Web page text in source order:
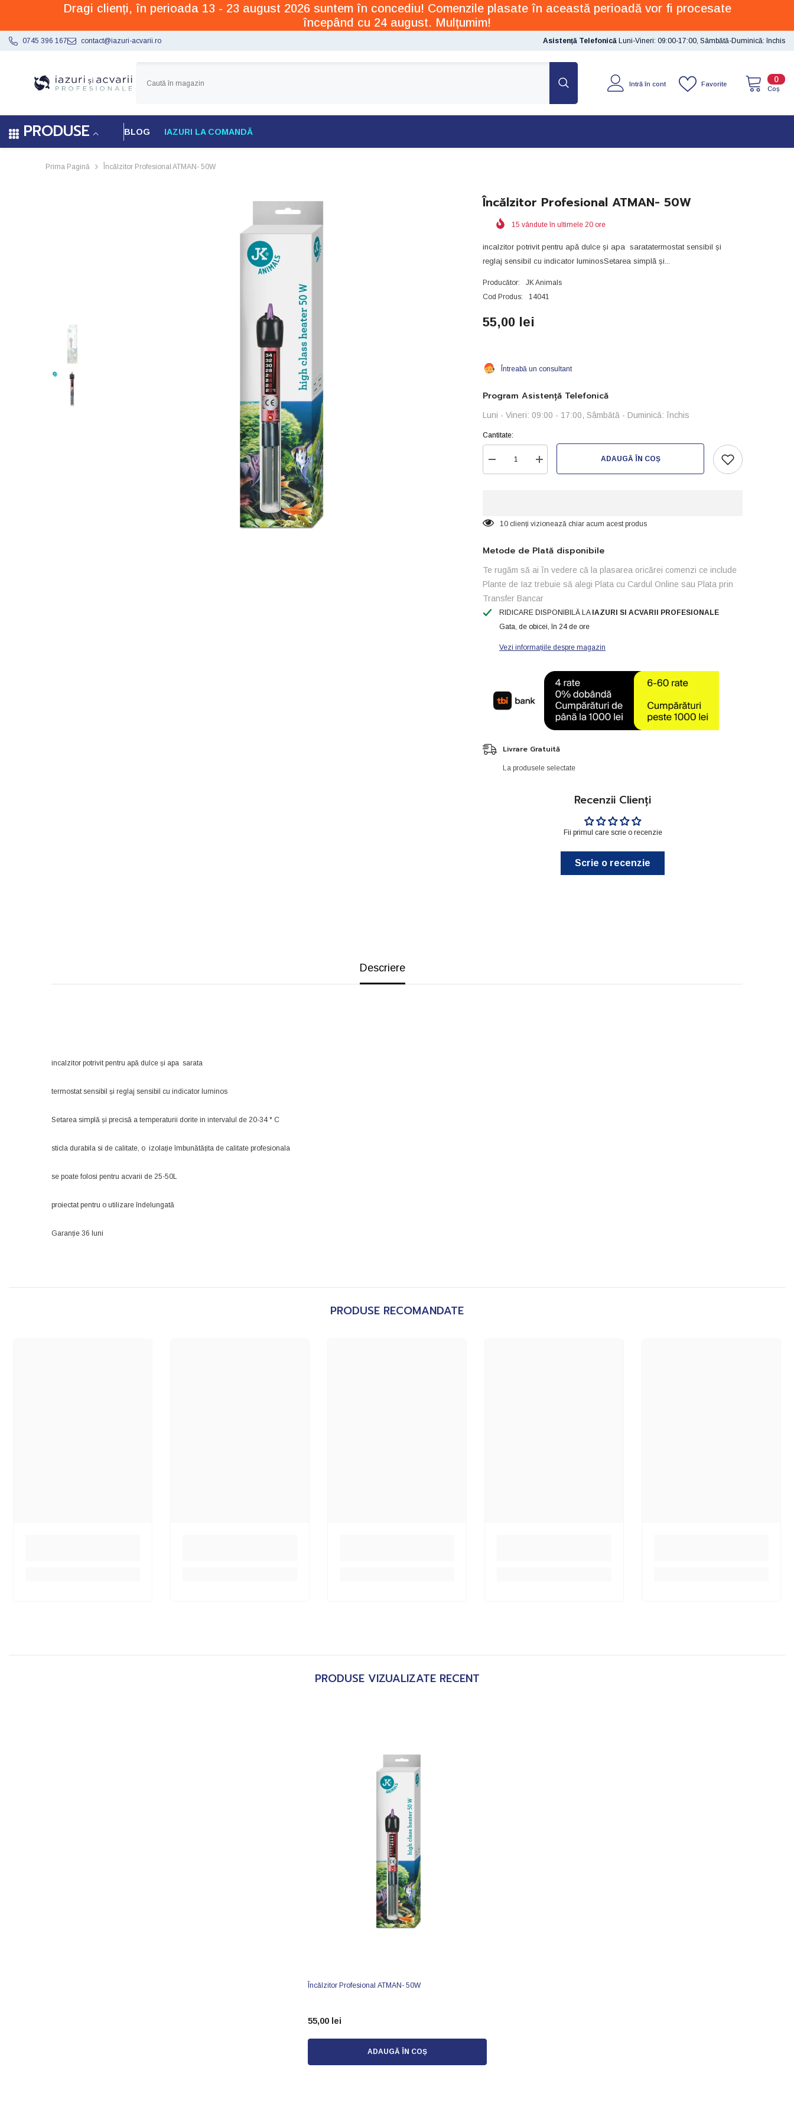
SARI LA CONȚINUTDragi clienți, în perioada 13 - 23 august 2026 suntem în concediu! Comenzile plasate în această perioadă vor fi procesate
începând cu 24 august. Mulțumim!
0745 396 167 contact@iazuri-acvarii.ro Asistență Telefonică Luni-Vineri: 09:00-17:00, Sâmbătă-Duminică: închis
00
Coș
Favorite
Intră în cont
PRODUSE BLOG IAZURI LA COMANDĂ
Prima Pagină Încălzitor Profesional ATMAN- 50W
Încălzitor Profesional ATMAN- 50W
15 vândute în ultimele20 ore
incalzitor potrivit pentru apă dulce și apa saratatermostat sensibil și
reglaj sensibil cu indicator luminosSetarea simplă și...
Producător:
JK Animals
Cod Produs:
14041
55,00 lei
Întreabă un consultant
Program Asistență Telefonică
Luni - Vineri: 09:00 - 17:00, Sâmbătă - Duminică: închis
Cantitate:
Reduceți
cantitatea
Creșteți
cantitatea
ADAUGĂ ÎN COȘ
10 clienți vizionează chiar acum acest produs
Metode de Plată disponibile
Te rugăm să ai în vedere că la plasarea oricărei comenzi ce include
Plante de Iaz trebuie să alegi Plata cu Cardul Online sau Plata prin
Transfer Bancar
RIDICARE DISPONIBILĂ LA IAZURI SI ACVARII PROFESIONALE
Gata, de obicei, în 24 de ore
Vezi informațiile despre magazin
Livrare Gratuită
La produsele selectate
Recenzii Clienți
Fii primul care scrie o recenzie
Scrie o recenzie
Descriere
incalzitor potrivit pentru apă dulce și apa sarata
termostat sensibil și reglaj sensibil cu indicator luminos
Setarea simplă și precisă a temperaturii dorite in intervalul de 20-34 ° C
sticla durabila si de calitate, o izolație îmbunătățita de calitate profesionala
se poate folosi pentru acvarii de 25-50L
proiectat pentru o utilizare îndelungată
Garanție 36 luni
PRODUSE RECOMANDATE
PRODUSE VIZUALIZATE RECENT
Încălzitor Profesional ATMAN- 50W
55,00 lei
ADAUGĂ ÎN COȘ